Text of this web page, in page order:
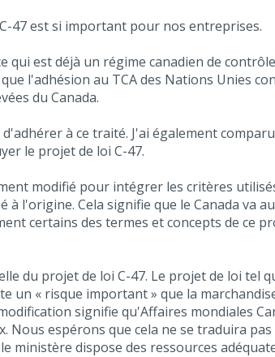
47 est si important pour nos entreprises.
qui est déjà un régime canadien de
l'adhésion au TCA des Nations Unies
du Canada.
à ce traité. J'ai également
le projet de loi C-47.
modifié pour intégrer les critères
l'origine. Cela signifie que le Canada va
certains des termes et concepts de ce
du projet de loi C-47. Le projet de loi tel
un « risque important » que la
signifie qu'Affaires mondiales
espérons que cela ne se traduira
ministère dispose des ressources